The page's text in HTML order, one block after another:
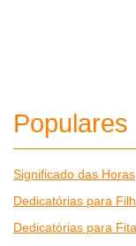
Populares
Significado das Horas
Dedicatórias para
Dedicatórias para